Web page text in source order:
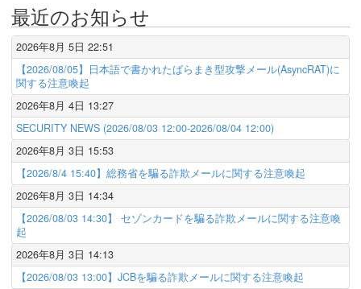
最近のお知らせ
2026年8月 5日 22:51
【2026/08/05】日本語で書かれたばらまき型攻撃メール(AsyncRAT)に
関する注意喚起
2026年8月 4日 13:27
SECURITY NEWS (2026/08/03 12:00-2026/08/04 12:00)
2026年8月 3日 15:53
【2026/8/4 15:40】総務省を騙る詐欺メールに関する注意喚起
2026年8月 3日 14:34
【2026/08/03 14:30】 セゾンカードを騙る詐欺メールに関する注意喚
起
2026年8月 3日 14:13
【2026/08/03 13:00】JCBを騙る詐欺メールに関する注意喚起